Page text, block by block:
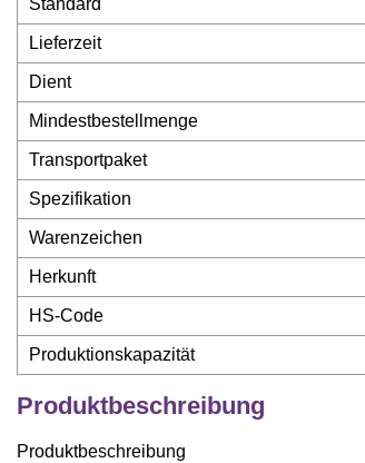
Standard
Lieferzeit
Dient
Mindestbestellmenge
Transportpaket
Spezifikation
Warenzeichen
Herkunft
HS-Code
Produktionskapazität
Produktbeschreibung
Produktbeschreibung